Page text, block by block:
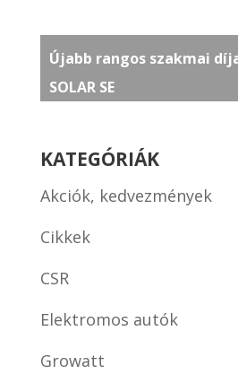
Újabb rangos szakmai
SOLAR SE
KATEGÓRIÁK
Akciók, kedvezmények
Cikkek
CSR
Elektromos autók
Growatt